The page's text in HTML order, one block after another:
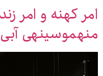
امر کهنه و امر
منه‌موسینه‌ی آبی